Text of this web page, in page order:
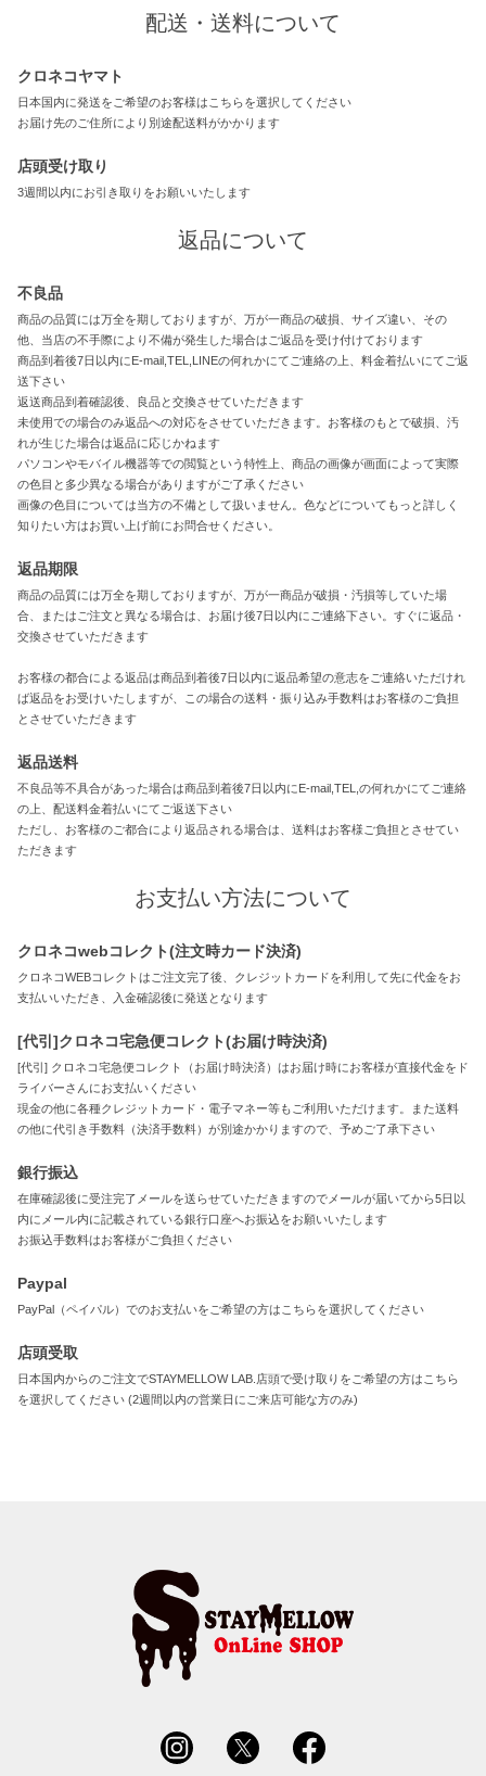
配送・送料について
クロネコヤマト
日本国内に発送をご希望のお客様はこちらを選択してください
お届け先のご住所により別途配送料がかかります
店頭受け取り
3週間以内にお引き取りをお願いいたします
返品について
不良品
商品の品質には万全を期しておりますが、万が一商品の破損、サイズ違い、その
他、当店の不手際により不備が発生した場合はご返品を受け付けております
商品到着後7日以内にE-mail,TEL,LINEの何れかにてご連絡の上、料金着払いにてご返
送下さい
返送商品到着確認後、良品と交換させていただきます
未使用での場合のみ返品への対応をさせていただきます。お客様のもとで破損、汚
れが生じた場合は返品に応じかねます
パソコンやモバイル機器等での閲覧という特性上、商品の画像が画面によって実際
の色目と多少異なる場合がありますがご了承ください
画像の色目については当方の不備として扱いません。色などについてもっと詳しく
知りたい方はお買い上げ前にお問合せください。
返品期限
商品の品質には万全を期しておりますが、万が一商品が破損・汚損等していた場
合、またはご注文と異なる場合は、お届け後7日以内にご連絡下さい。すぐに返品・
交換させていただきます
お客様の都合による返品は商品到着後7日以内に返品希望の意志をご連絡いただけれ
ば返品をお受けいたしますが、この場合の送料・振り込み手数料はお客様のご負担
とさせていただきます
返品送料
不良品等不具合があった場合は商品到着後7日以内にE-mail,TEL,の何れかにてご連絡
の上、配送料金着払いにてご返送下さい
ただし、お客様のご都合により返品される場合は、送料はお客様ご負担とさせてい
ただきます
お支払い方法について
クロネコwebコレクト(注文時カード決済)
クロネコWEBコレクトはご注文完了後、クレジットカードを利用して先に代金をお
支払いいただき、入金確認後に発送となります
[代引]クロネコ宅急便コレクト(お届け時決済)
[代引] クロネコ宅急便コレクト（お届け時決済）はお届け時にお客様が直接代金をド
ライバーさんにお支払いください
現金の他に各種クレジットカード・電子マネー等もご利用いただけます。また送料
の他に代引き手数料（決済手数料）が別途かかりますので、予めご了承下さい
銀行振込
在庫確認後に受注完了メールを送らせていただきますのでメールが届いてから5日以
内にメール内に記載されている銀行口座へお振込をお願いいたします
お振込手数料はお客様がご負担ください
Paypal
PayPal（ペイパル）でのお支払いをご希望の方はこちらを選択してください
店頭受取
日本国内からのご注文でSTAYMELLOW LAB.店頭で受け取りをご希望の方はこちら
を選択してください (2週間以内の営業日にご来店可能な方のみ)